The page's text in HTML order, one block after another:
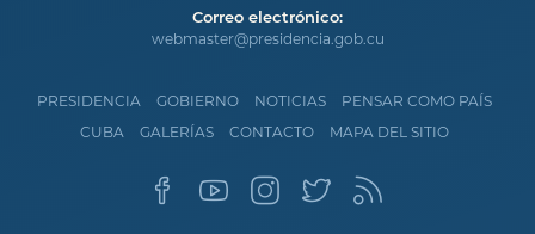
Correo electrónico:
webmaster@presidencia.gob.cu
PRESIDENCIA GOBIERNO NOTICIAS
PENSAR COMO PAÍS
CUBA
GALERÍAS CONTACTO MAPA DEL SITIO